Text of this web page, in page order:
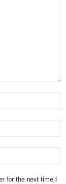
for the next time I